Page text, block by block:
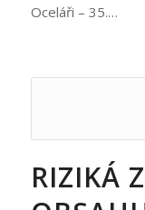
Oceláři – 35.…
RIZIKÁ